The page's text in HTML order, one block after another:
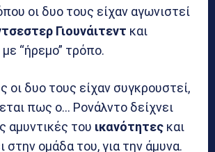
οι δυο τους είχαν αγωνιστεί
Γιουνάιτεντ και
“ήρεμο” τρόπο.
οι δυο τους είχαν συγκρουστεί,
πως ο… Ρονάλντο δείχνει
αμυντικές του ικανότητες και
στην ομάδα του, για την άμυνα.